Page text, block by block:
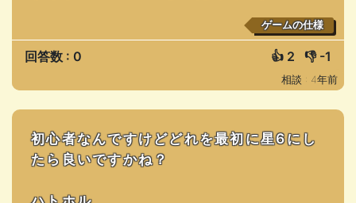
ゲームの仕様
回答数 : 0 👍 2 👎 -1
相談 : 4年前
初心者なんですけどどれを最初に星6にし
たら良いですかね？